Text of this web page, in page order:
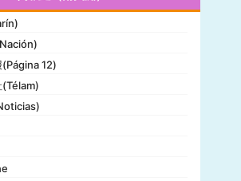
报(Miami Herald)
12)